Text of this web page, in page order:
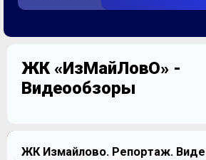
ЖК «ИзМайЛовО» -
Видеообзоры
ЖК Измайлово. Репортаж.